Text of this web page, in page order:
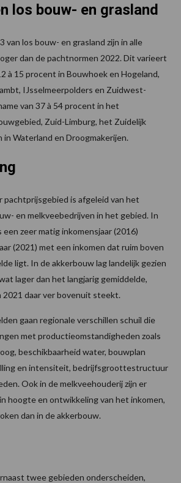
los bouw- en grasland
van los bouw- en grasland zijn in alle
dan de pachtnormen 2022. Dit varieert
à 15 procent in Bouwhoek en Hogeland,
IJsselmeerpolders en Zuidwest-
van 37 à 54 procent in het
Zuid-Limburg, het Zuidelijk
Waterland en Droogmakerijen.
pachtprijsgebied is afgeleid van het
en melkveebedrijven in het gebied. In
zeer matig inkomensjaar (2016)
(2021) met een inkomen dat ruim boven
ligt. In de akkerbouw lag landelijk gezien
lager dan het langjarig gemiddelde,
daar ver bovenuit steekt.
gaan regionale verschillen schuil die
met productieomstandigheden zoals
beschikbaarheid water, bouwplan
en intensiteit, bedrijfsgroottestructuur
Ook in de melkveehouderij zijn er
hoogte en ontwikkeling van het inkomen,
dan in de akkerbouw.
twee gebieden onderscheiden,